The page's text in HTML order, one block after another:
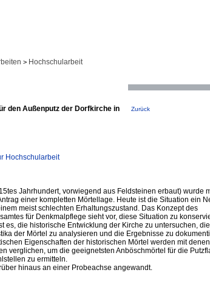
> Hochschularbeit
den Außenputz der Dorfkirche in
Zurück
Hochschularbeit
Jahrhundert, vorwiegend aus Feldsteinen erbaut) wurde
einer kompletten Mörtellage. Heute ist die Situation ein
meist schlechten Erhaltungszustand. Das Konzept des
für Denkmalpflege sieht vor, diese Situation zu
es, die historische Entwicklung der Kirche zu untersuchen, die
der Mörtel zu analysieren und die Ergebnisse zu
Eigenschaften der historischen Mörtel werden mit denen
verglichen, um die geeignetsten Anböschmörtel für die
zu ermitteln.
hinaus an einer Probeachse angewandt.